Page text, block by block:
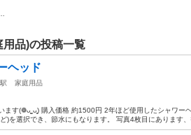
品)の投稿一覧
ヘッド
家庭用品
ます(❁ᴗ͈ˬᴗ͈) 購入価格 約1500円 2年ほど使用したシャワー
)を選択でき、節水にもなります。 写真4枚目にあります、